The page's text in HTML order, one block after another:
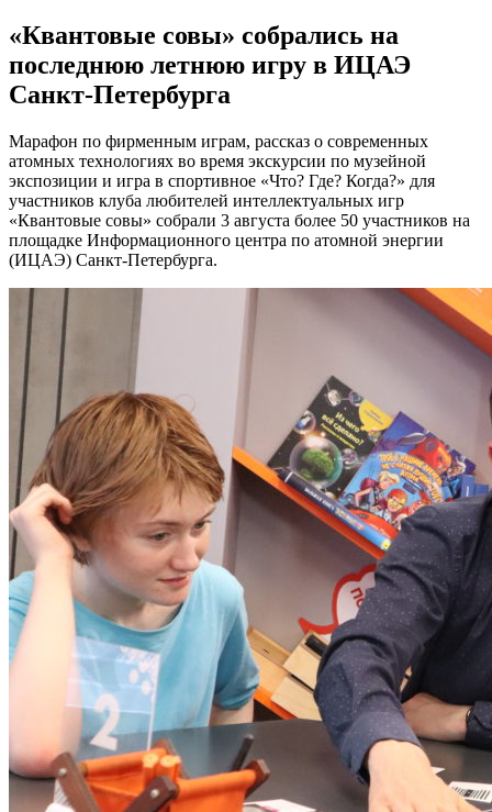
«Квантовые совы» собрались на
последнюю летнюю игру в ИЦАЭ
Санкт-Петербурга
Марафон по фирменным играм, рассказ о современных
атомных технологиях во время экскурсии по музейной
экспозиции и игра в спортивное «Что? Где? Когда?» для
участников клуба любителей интеллектуальных игр
«Квантовые совы» собрали 3 августа более 50 участников на
площадке Информационного центра по атомной энергии
(ИЦАЭ) Санкт-Петербурга.